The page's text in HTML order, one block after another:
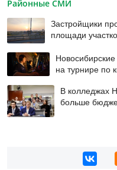
Районные СМИ
Застройщики
площади
на турнире по
В колледжах
больше